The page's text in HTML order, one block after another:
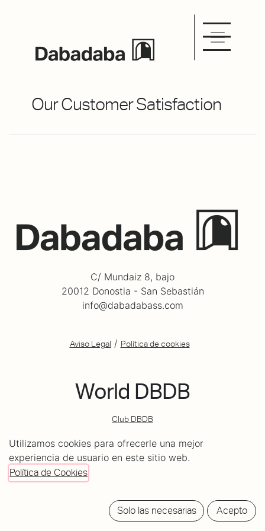
Our Customer Satisfaction
C/ Mundaiz 8, bajo
20012 Donostia - San Sebastián
info@dabadabass.com
Aviso Legal / Política de cookies
World DBDB
Club DBDB
Tienda DBDB
Do you wanna play at Dabadaba?
Info
Utilizamos cookies para ofrecerle una mejor
experiencia de usuario en este sitio web.
Política de Cookies
Solo las necesarias Acepto